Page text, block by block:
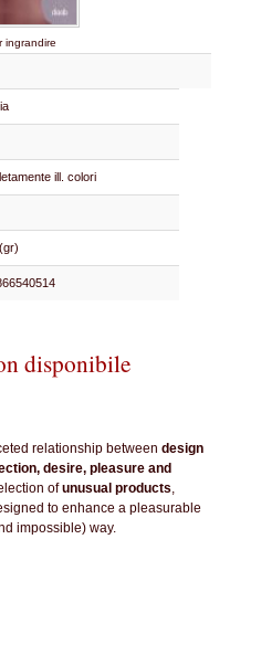
ingrandire
ill. colori
disponibile
relationship between design
desire, pleasure and
ofunusual products,
to enhance a pleasurable
impossible) way.